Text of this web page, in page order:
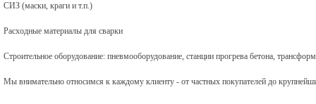
СИЗ (маски, краги и т.п.)
Расходные материалы для сварки
Строительное оборудование: пневмооборудование, станции прогрева бетона,
Мы внимательно относимся к каждому клиенту - от частных покупателей до